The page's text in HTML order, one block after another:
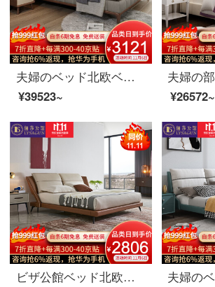
夫婦のベッド北欧ベッドの実木ダブルベッド1.8メートルシンプルベッドルームの布芸ベッドの家具ベッド+マットレス+マットレス*1 1800*2000
¥39523~
¥26572~
ビザ公館ベッド北欧軽奢真皮ダブルベッド1.8 m現代簡単ベッドルーム実用木製ベッド逸品家具真皮ベッド1800*2000